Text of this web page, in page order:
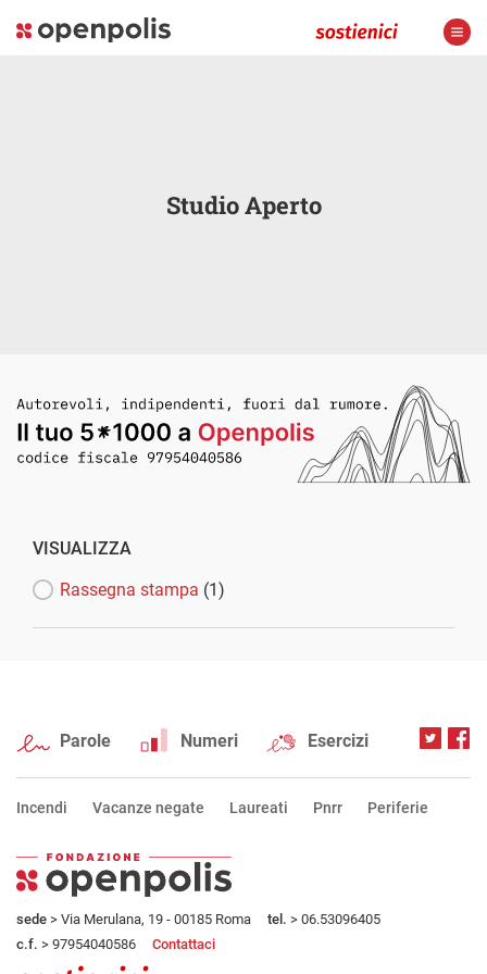
Studio Aperto
VISUALIZZA
Rassegna stampa (1)
Parole Numeri Esercizi
Incendi Vacanze negate Laureati Pnrr Periferie
sede > Via Merulana, 19 - 00185 Roma tel. > 06.53096405
c.f. > 97954040586 Contattaci